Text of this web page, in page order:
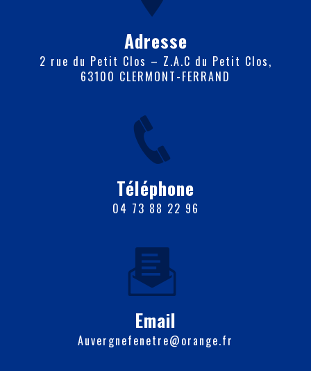
Adresse
2 rue du Petit Clos – Z.A.C du Petit Clos,
63100 CLERMONT-FERRAND
Téléphone
04 73 88 22 96
Email
auvergnefenetre@orange.fr